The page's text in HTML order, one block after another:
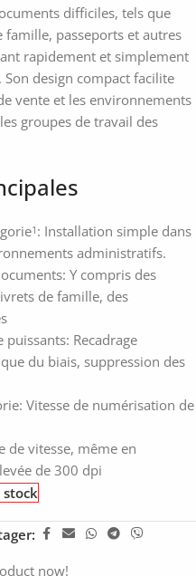
difficiles, tels que
passeports et autres
rapidement et simplement
design compact facilite
vente et les environnements
groupes de travail des
1 : Installation simple dans
administratifs.
Y compris des
de famille, des
puissants: Recadrage
du biais, suppression des
Vitesse de numérisation de
de vitesse, même en
de 300 dpi
stock
now!